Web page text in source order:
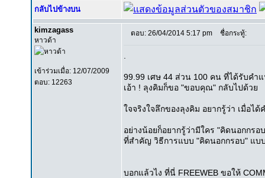
กลับไปข้างบน
kimzagass
หาวด้า
เข้าร่วมเมื่อ: 12/07/2009
ตอบ: 12263
ตอบ: 26/04/2014 5:17 pm ชื่อกระทู้:
99.99 เศษ 44 ส่วน 100 คน ที่ได้รับค
เอ้า ! ลุงคิมก็ขอ "ขอบคุณ" กลับไปด้วย
ใจจริงใจลึกของลุงคิม อยากรู้ว่า เมื่อไ
อย่างน้อยก็อยากรู้ว่ามีใคร "คิดนอกกรอ
ที่สำคัญ วิธีการแบบ "คิดนอกกรอบ" แบ
บอกแล้วไง ที่นี่ FREEWEB ขอให้